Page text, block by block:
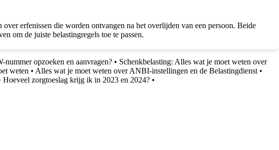
erfenissen die worden ontvangen na het overlijden van een persoon. Beide
om de juiste belastingregels toe te passen.
opzoeken en aanvragen? • Schenkbelasting: Alles wat je moet weten over
weten • Alles wat je moet weten over ANBI-instellingen en de Belastingdienst •
Hoeveel zorgtoeslag krijg ik in 2023 en 2024? •